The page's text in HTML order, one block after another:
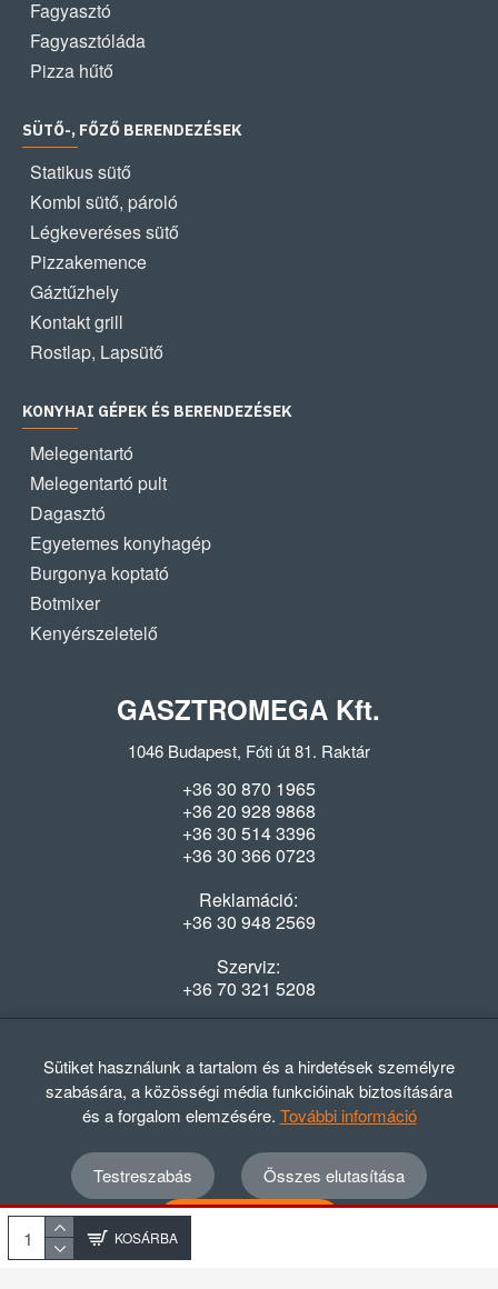
KOSÁRBA
Fagyasztó
Fagyasztóláda
Pizza hűtő
SÜTŐ-, FŐZŐ BERENDEZÉSEK
Statikus sütő
Kombi sütő, pároló
Légkeveréses sütő
Pizzakemence
Gáztűzhely
Kontakt grill
Rostlap, Lapsütő
KONYHAI GÉPEK ÉS BERENDEZÉSEK
Melegentartó
Melegentartó pult
Dagasztó
Egyetemes konyhagép
Burgonya koptató
Botmixer
Kenyérszeletelő
GASZTROMEGA Kft.
1046 Budapest, Fóti út 81. Raktár
+36 30 870 1965
+36 20 928 9868
+36 30 514 3396
+36 30 366 0723
Reklamáció:
+36 30 948 2569
Szerviz:
+36 70 321 5208
Hétfő-Péntek: 08:00-16:30
© 2012 - 2024 GASZTRΩMEGA Kft.
Adatvédelmi szabályzat
ÁSZF
Elállási nyilatkozat
Sütiket használunk a tartalom és a hirdetések személyre
szabására, a közösségi média funkcióinak biztosítására
és a forgalom elemzésére. További információ
Testreszabás
Összes elutasítása
Összes elfogadása